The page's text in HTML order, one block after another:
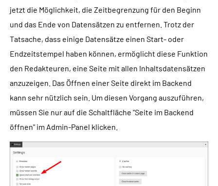
jetzt die Möglichkeit, die Zeitbegrenzung für den Beginn
und das Ende von Datensätzen zu entfernen. Trotz der
Tatsache, dass einige Datensätze einen Start- oder
Endzeitstempel haben können, ermöglicht diese Funktion
den Redakteuren, eine Seite mit allen Inhaltsdatensätzen
anzuzeigen. Das Öffnen einer Seite direkt im Backend
kann sehr nützlich sein. Um diesen Vorgang auszuführen,
müssen Sie nur auf die Schaltfläche "Seite im Backend
öffnen" im Admin-Panel klicken.